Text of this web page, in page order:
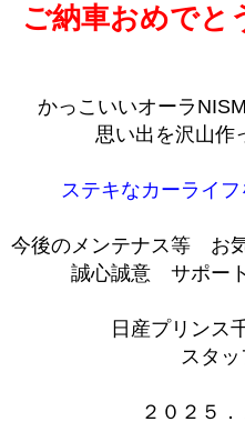
ご納車おめで
かっこいいオーラ
思い出を沢山作
ステキなカーライ
今後のメンテナス等 お
誠心誠意 サポー
日産プリン
スタッ
２０２５